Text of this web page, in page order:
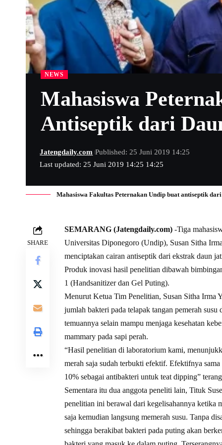
NEWS
Mahasiswa
Antiseptik dari
Last updated: 25 Juni 2019 14:25 14:25
Jatengdaily.com Published: 25 Juni 2019 14:25
Mahasiswa Fakultas Peternakan Undip buat antiseptik
SHARE
SEMARANG (Jatengdaily.com) -Tiga
Universitas Diponegoro (Undip), Susan Sitha
menciptakan cairan antiseptik dari ekstrak daun
Produk inovasi hasil penelitian dibawah
1 (Handsanitizer dan Gel Puting).
Menurut Ketua Tim Penelitian, Susan Sitha Irma
jumlah bakteri pada telapak tangan pemerah
temuannya selain mampu menjaga kesehatan
mammary pada sapi perah.
“Hasil penelitian di laboratorium kami,
merah saja sudah terbukti efektif. Efektifnya
10% sebagai antibakteri untuk teat dipping”
Sementara itu dua anggota peneliti lain, Tituk
penelitian ini berawal dari kegelisahannya ketika
saja kemudian langsung memerah susu. Tanpa
sehingga berakibat bakteri pada puting akan